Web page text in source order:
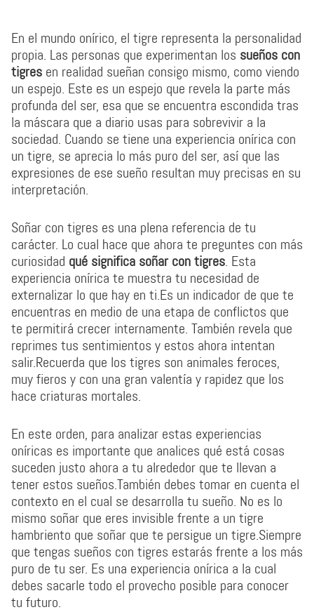
En el mundo onírico, el tigre representa la personalidad
propia. Las personas que experimentan los sueños con
tigres en realidad sueñan consigo mismo, como viendo
un espejo. Este es un espejo que revela la parte más
profunda del ser, esa que se encuentra escondida tras
la máscara que a diario usas para sobrevivir a la
sociedad. Cuando se tiene una experiencia onírica con
un tigre, se aprecia lo más puro del ser, así que las
expresiones de ese sueño resultan muy precisas en su
interpretación.
Soñar con tigres es una plena referencia de tu
carácter. Lo cual hace que ahora te preguntes con más
curiosidad qué significa soñar con tigres. Esta
experiencia onírica te muestra tu necesidad de
externalizar lo que hay en ti.Es un indicador de que te
encuentras en medio de una etapa de conflictos que
te permitirá crecer internamente. También revela que
reprimes tus sentimientos y estos ahora intentan
salir.Recuerda que los tigres son animales feroces,
muy fieros y con una gran valentía y rapidez que los
hace criaturas mortales.
En este orden, para analizar estas experiencias
oníricas es importante que analices qué está cosas
suceden justo ahora a tu alrededor que te llevan a
tener estos sueños.También debes tomar en cuenta el
contexto en el cual se desarrolla tu sueño. No es lo
mismo soñar que eres invisible frente a un tigre
hambriento que soñar que te persigue un tigre.Siempre
que tengas sueños con tigres estarás frente a los más
puro de tu ser. Es una experiencia onírica a la cual
debes sacarle todo el provecho posible para conocer
tu futuro.